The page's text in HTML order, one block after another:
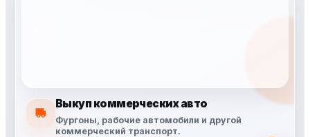
Выкуп коммерческих авто
Фургоны, рабочие автомобили и другой
коммерческий транспорт.